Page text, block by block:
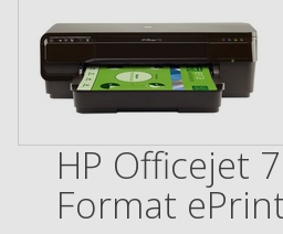
HP Officejet
Format